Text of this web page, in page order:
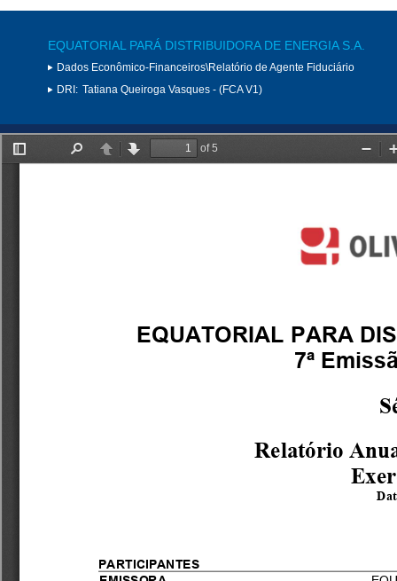
EQUATORIAL PARÁ DISTRIBUIDORA DE ENERGIA S.A.
Dados Econômico-Financeiros\Relatório de Agente Fiduciário
DRI: Tatiana Queiroga Vasques - (FCA V1)